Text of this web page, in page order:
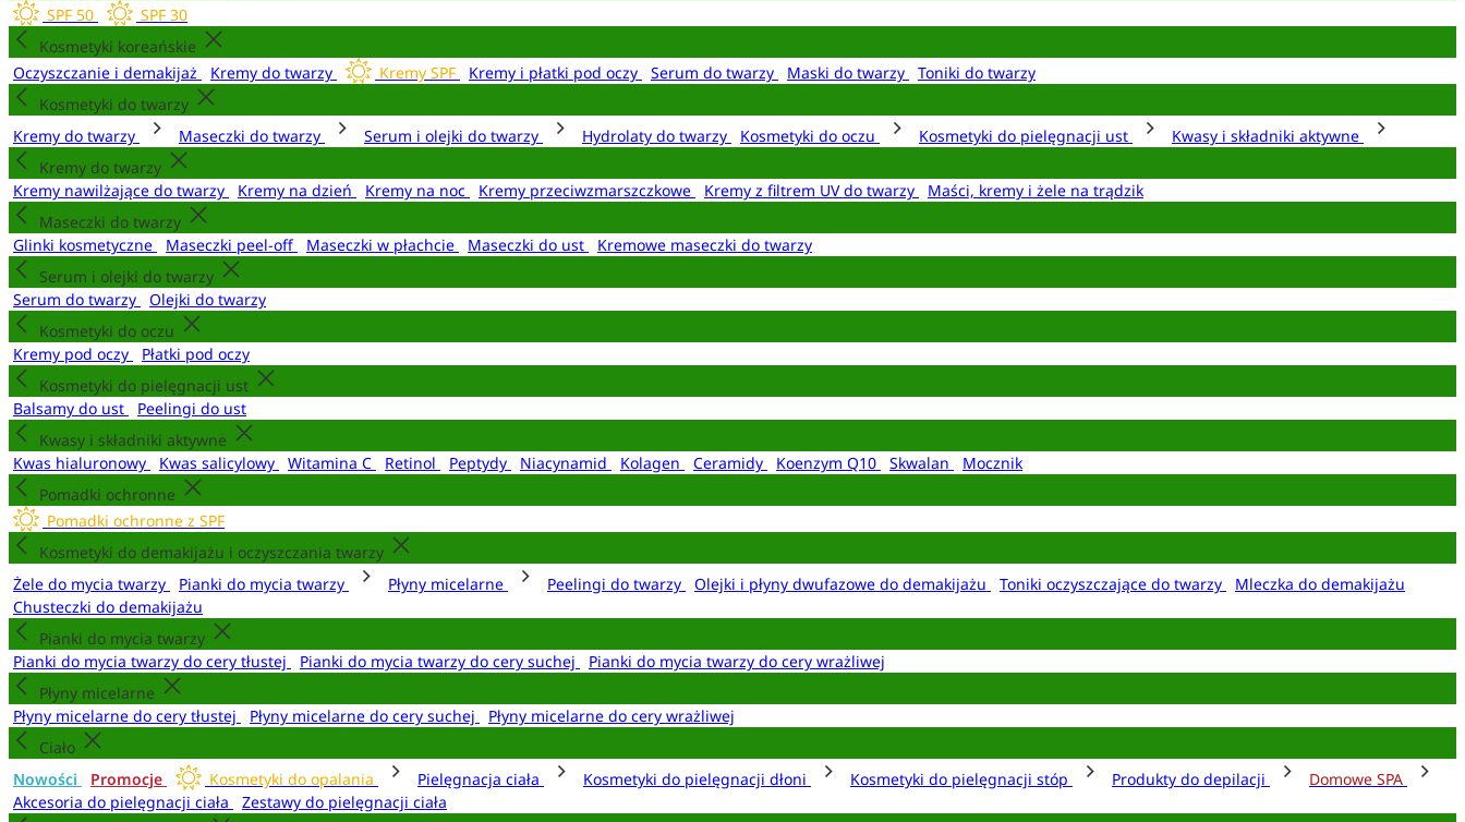
SPF 50
SPF 30
Kosmetyki koreańskie
Oczyszczanie i demakijaż
Kremy do twarzy Kremy SPF Kremy i płatki pod oczy Serum do twarzy Maski do twarzy
Toniki do twarzy
Kosmetyki do twarzy
Kremy do twarzy
Maseczki do twarzy Serum i olejki do twarzy Hydrolaty do twarzy Kosmetyki do oczu Kosmetyki do pielęgnacji ust
Kwasy i składniki aktywne
Kremy do twarzy
Kremy nawilżające do twarzy
Kremy na dzień Kremy na noc Kremy przeciwzmarszczkowe Kremy z filtrem UV do twarzy
Maści, kremy i żele na trądzik
Maseczki do twarzy
Glinki kosmetyczne
Maseczki peel-off Maseczki w płachcie Maseczki do ust
Kremowe maseczki do twarzy
Serum i olejki do twarzy
Serum do twarzy
Olejki do twarzy
Kosmetyki do oczu
Kremy pod oczy
Płatki pod oczy
Kosmetyki do pielęgnacji ust
Balsamy do ust
Peelingi do ust
Kwasy i składniki aktywne
Kwas hialuronowy
Kwas salicylowy Witamina C Retinol Peptydy Niacynamid Kolagen Ceramidy Koenzym Q10 Skwalan
Mocznik
Pomadki ochronne
Pomadki ochronne z SPF
Kosmetyki do demakijażu i oczyszczania twarzy
Żele do mycia twarzy
Pianki do mycia twarzy Płyny micelarne Peelingi do twarzy Olejki i płyny dwufazowe do demakijażu Toniki oczyszczające do twarzy
Mleczka do demakijażu
Chusteczki do demakijażu
Pianki do mycia twarzy
Pianki do mycia twarzy do cery tłustej
Pianki do mycia twarzy do cery suchej
Pianki do mycia twarzy do cery wrażliwej
Płyny micelarne
Płyny micelarne do cery tłustej
Płyny micelarne do cery suchej
Płyny micelarne do cery wrażliwej
Ciało
Nowości
Promocje Kosmetyki do opalania Pielęgnacja ciała Kosmetyki do pielęgnacji dłoni Kosmetyki do pielęgnacji stóp Produkty do depilacji
Domowe SPA
Akcesoria do pielęgnacji ciała
Zestawy do pielęgnacji ciała